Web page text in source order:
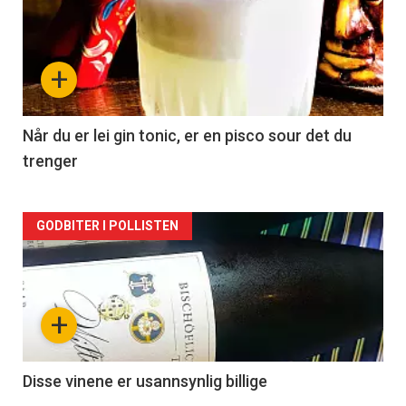
akkurat
nå
-
2
+
Når du er lei gin tonic, er en pisco sour det du
trenger
Forsiden
akkurat
nå
3
+
GODBITER I POLLISTEN
Disse vinene er usannsynlig billige